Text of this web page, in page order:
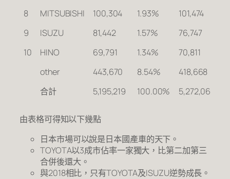
8
MITSUBISHI 100,304 1.93% 101,474
9
ISUZU 81,442 1.57% 76,747
10
HINO 69,791 1.34% 70,811
other
443,670 8.54% 418,668
合計
5,195,219 100.00% 5,272,067
由表格可得知以下幾點
日本市場可以說是日本國產車的天下。
TOYOTA以3成市佔率一家獨大，比第二加第三
合併後還大。
與2018相比，只有TOYOTA及ISUZU逆勢成長。